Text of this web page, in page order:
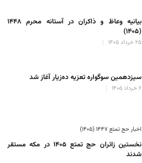
بیانیه وعاظ و ذاکران در آستانه محرم ۱۴۴۸
(۱۴۰۵)
۲۵ خرداد ۱۴۰۵
سیزدهمین سوگواره تعزیه ده‌زیار آغاز شد
۶ خرداد ۱۴۰۵
اخبار حج تمتع ۱۴۴۷ (۱۴۰۵)
نخستین زائران حج تمتع ۱۴۰۵ در مکه مستقر
شدند